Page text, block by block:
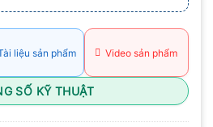
liệu sản phẩm Video sản phẩm
SỐ KỸ THUẬT